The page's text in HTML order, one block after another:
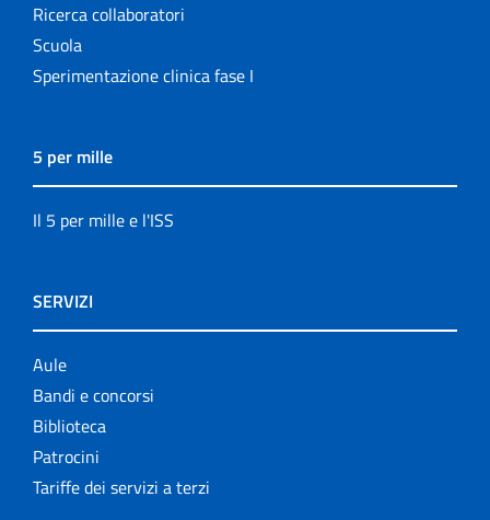
Ricerca collaboratori
Scuola
Sperimentazione clinica fase I
5 per mille
Il 5 per mille e l'ISS
SERVIZI
Aule
Bandi e concorsi
Biblioteca
Patrocini
Tariffe dei servizi a terzi